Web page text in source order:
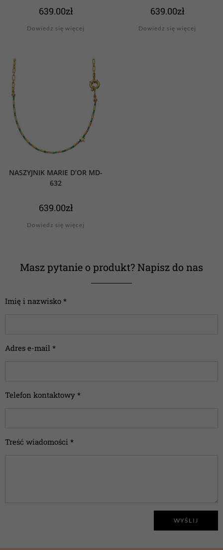
639.00zł
Dowiedz się więcej
639.00zł
Dowiedz się więcej
NASZYJNIK MARIE D’OR MD-
632
639.00zł
Dowiedz się więcej
Masz pytanie o produkt? Napisz do nas
Imię i nazwisko *
Adres e-mail *
Telefon kontaktowy *
Treść wiadomości *
WYŚLIJ